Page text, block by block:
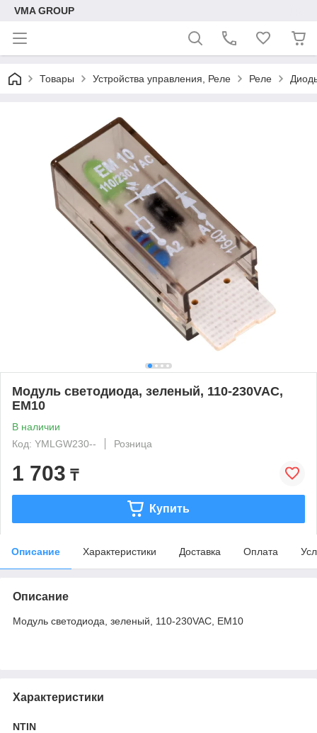
VMA GROUP
Товары Устройства управления, Реле Реле
Модуль светодиода, зеленый, 110-230VAC,
EM10
В наличии
Код: YMLGW230--
Розница
1 703 ₸
Купить
Описание Характеристики Доставка Оплата
Описание
Модуль светодиода, зеленый, 110-230VAC, EM10
Характеристики
NTIN